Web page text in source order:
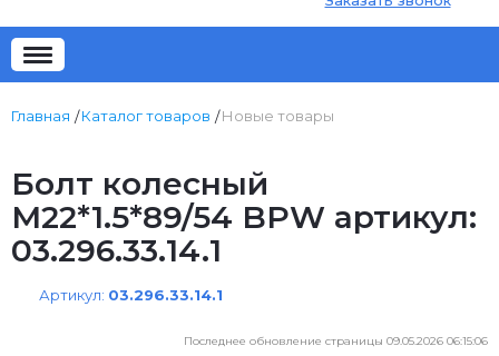
Главная Каталог товаров Новые товары
Болт колесный
M22*1.5*89/54 BPW артикул:
03.296.33.14.1
Артикул: 03.296.33.14.1
Последнее обновление страницы 09.05.2026 06:15:06